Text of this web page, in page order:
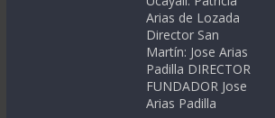
Arias de Lozada
Director San
Martín: Jose Arias
Padilla DIRECTOR
FUNDADOR Jose
Arias Padilla